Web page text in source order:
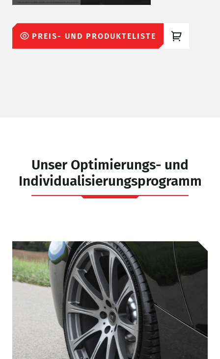
PREIS- UND PRODUKTELISTE
Unser Optimierungs- und
Individualisierungsprogramm